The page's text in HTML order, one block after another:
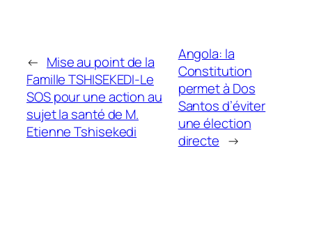
← Mise au point de la
Famille TSHISEKEDI-Le
SOS pour une action au
sujet la santé de M.
Etienne Tshisekedi
Angola: la
Constitution
permet à Dos
Santos d’éviter
une élection
directe →